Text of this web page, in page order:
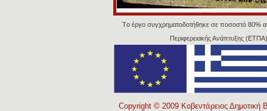
Tο έργο συγχρηματοδοτήθηκε σε ποσοστό
Περιφερειακής Ανάπτυξης
Copyright © 2009 Κοβεντάρειος Δημοτική